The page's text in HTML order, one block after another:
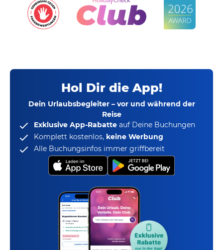
Hol Dir die App!
Dein Urlaubsbegleiter – vor und während der
Reise
Exklusive App-Rabatte auf Deine Buchungen
Komplett kostenlos, keine Werbung
Alle Buchungsinfos immer griffbereit